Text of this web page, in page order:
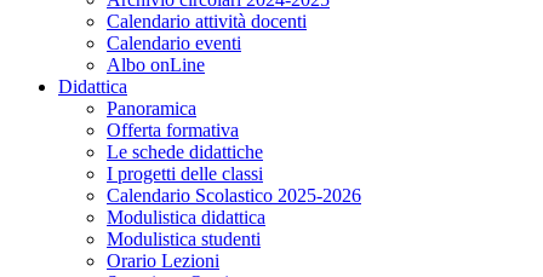
Calendario attività docenti
Calendario eventi
Albo onLine
Didattica
Panoramica
Offerta formativa
Le schede didattiche
I progetti delle classi
Calendario Scolastico 2025-2026
Modulistica didattica
Modulistica studenti
Orario Lezioni